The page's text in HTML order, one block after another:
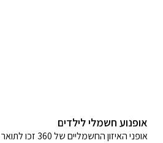
אופנוע חשמלי לילדים
אופני האיזון